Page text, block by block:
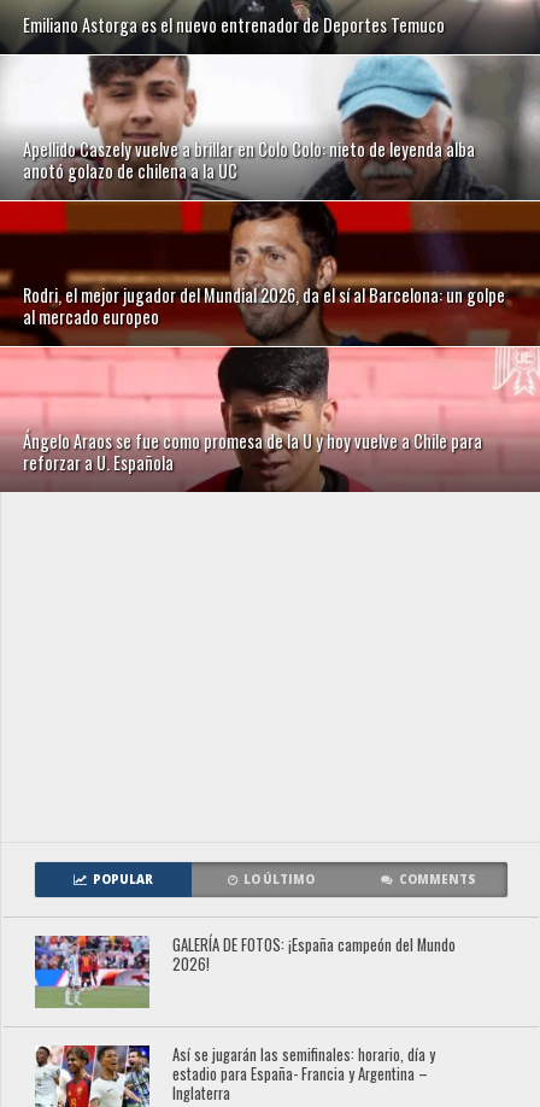
Emiliano Astorga es el nuevo entrenador de Deportes Temuco
Apellido Caszely vuelve a brillar en Colo Colo: nieto de leyenda alba
anotó golazo de chilena a la UC
Rodri, el mejor jugador del Mundial 2026, da el sí al Barcelona: un golpe
al mercado europeo
Ángelo Araos se fue como promesa de la U y hoy vuelve a Chile para
reforzar a U. Española
POPULAR LO ÚLTIMO COMMENTS
GALERÍA DE FOTOS: ¡España campeón del Mundo
2026!
Así se jugarán las semifinales: horario, día y
estadio para España- Francia y Argentina –
Inglaterra